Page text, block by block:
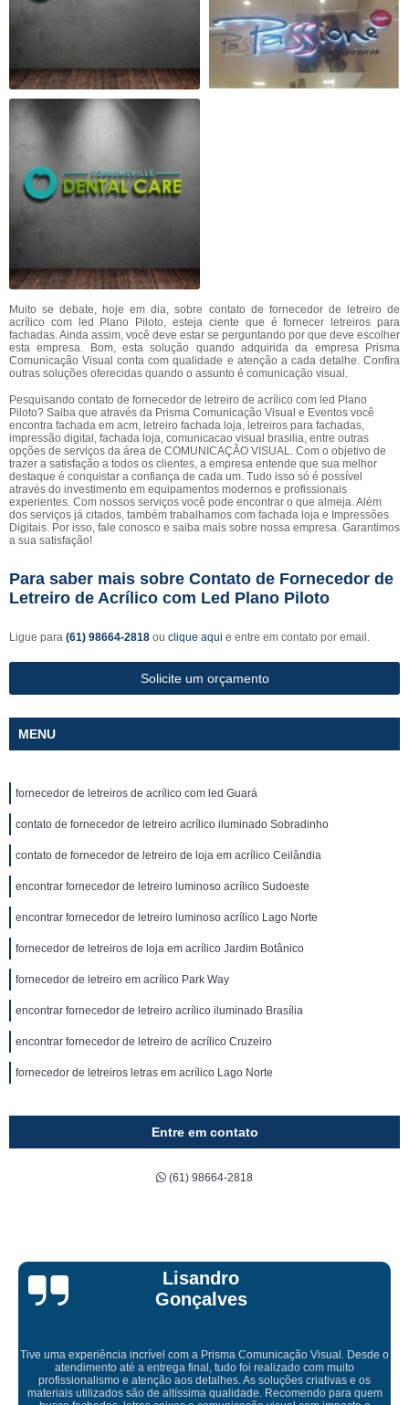
Muito se debate, hoje em dia, sobre contato de fornecedor de letreiro de
acrílico com led Plano Piloto, esteja ciente que é fornecer letreiros para
fachadas. Ainda assim, você deve estar se perguntando por que deve escolher
esta empresa. Bom, esta solução quando adquirida da empresa Prisma
Comunicação Visual conta com qualidade e atenção a cada detalhe. Confira
outras soluções oferecidas quando o assunto é comunicação visual.
Pesquisando contato de fornecedor de letreiro de acrílico com led Plano
Piloto? Saiba que através da Prisma Comunicação Visual e Eventos você
encontra fachada em acm, letreiro fachada loja, letreiros para fachadas,
impressão digital, fachada loja, comunicacao visual brasilia, entre outras
opções de serviços da área de COMUNICAÇÃO VISUAL. Com o objetivo de
trazer a satisfação a todos os clientes, a empresa entende que sua melhor
destaque é conquistar a confiança de cada um. Tudo isso só é possível
através do investimento em equipamentos modernos e profissionais
experientes. Com nossos serviços você pode encontrar o que almeja. Além
dos serviços já citados, também trabalhamos com fachada loja e Impressões
Digitais. Por isso, fale conosco e saiba mais sobre nossa empresa. Garantimos
a sua satisfação!
Para saber mais sobre Contato de Fornecedor de
Letreiro de Acrílico com Led Plano Piloto
Ligue para (61) 98664-2818 ou clique aqui e entre em contato por email.
Solicite um orçamento
MENU
fornecedor de letreiros de acrílico com led Guará
contato de fornecedor de letreiro acrílico iluminado Sobradinho
contato de fornecedor de letreiro de loja em acrílico Ceilândia
encontrar fornecedor de letreiro luminoso acrílico Sudoeste
encontrar fornecedor de letreiro luminoso acrílico Lago Norte
fornecedor de letreiros de loja em acrílico Jardim Botânico
fornecedor de letreiro em acrílico Park Way
encontrar fornecedor de letreiro acrílico iluminado Brasília
encontrar fornecedor de letreiro de acrílico Cruzeiro
fornecedor de letreiros letras em acrílico Lago Norte
Entre em contato
(61) 98664-2818
Bruna Eduarda
Empresa maravilhosa, entregue antes do prazo e a instalação da lona
ficou perfeita, indico de olhos fechados